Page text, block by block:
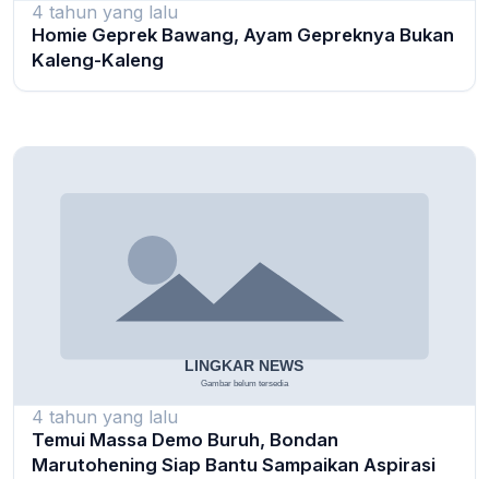
4 tahun yang lalu
Homie Geprek Bawang, Ayam Gepreknya Bukan
Kaleng-Kaleng
4 tahun yang lalu
Temui Massa Demo Buruh, Bondan
Marutohening Siap Bantu Sampaikan Aspirasi